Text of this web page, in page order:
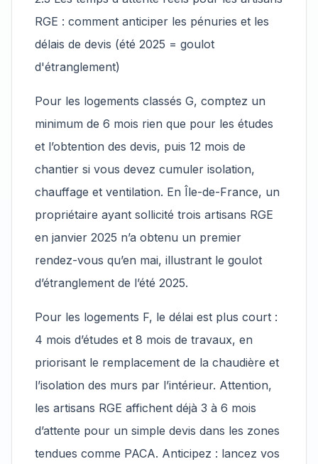
RGE : comment anticiper les pénuries et les
délais de devis (été 2025 = goulot
d'étranglement)
Pour les logements classés G, comptez un
minimum de 6 mois rien que pour les études
et l’obtention des devis, puis 12 mois de
chantier si vous devez cumuler isolation,
chauffage et ventilation. En Île-de-France, un
propriétaire ayant sollicité trois artisans RGE
en janvier 2025 n’a obtenu un premier
rendez-vous qu’en mai, illustrant le goulot
d’étranglement de l’été 2025.
Pour les logements F, le délai est plus court :
4 mois d’études et 8 mois de travaux, en
priorisant le remplacement de la chaudière et
l’isolation des murs par l’intérieur. Attention,
les artisans RGE affichent déjà 3 à 6 mois
d’attente pour un simple devis dans les zones
tendues comme PACA. Anticipez : lancez vos